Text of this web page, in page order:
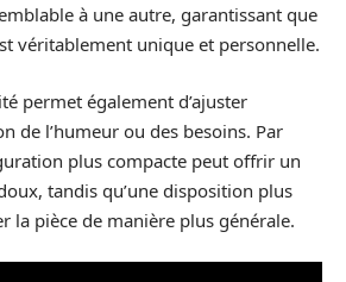
à une autre, garantissant que
véritablement unique et personnelle.
permet également d’ajuster
de l’humeur ou des besoins. Par
plus compacte peut offrir un
tandis qu’une disposition plus
la pièce de manière plus générale.